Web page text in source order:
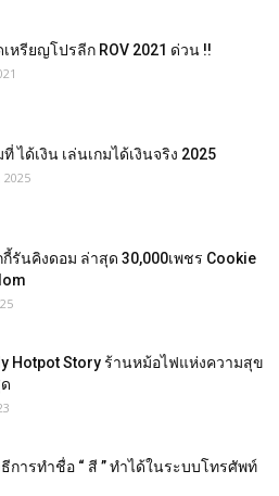
หรียญโปรลีก ROV 2021 ด่วน !!
ได้เงิน เล่นเกมได้เงินจริง 2025
รันคิงดอม ล่าสุด 30,000เพชร Cookie
Hotpot Story ร้านหม้อไฟแห่งความสุข
ธีการทำชื่อ “ สี ” ทำได้ในระบบโทรศัพท์